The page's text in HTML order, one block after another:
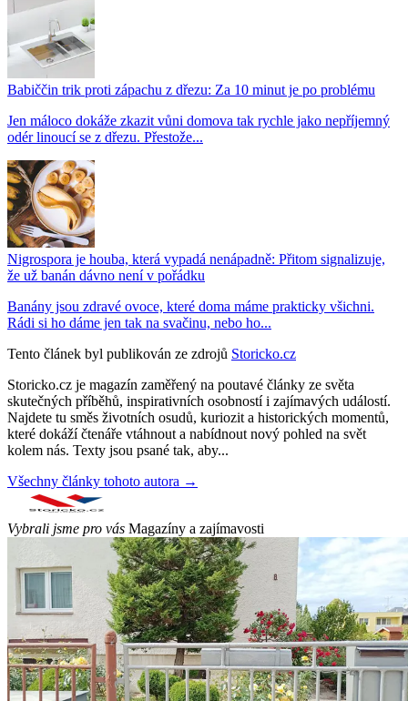
Babiččin trik proti zápachu z dřezu: Za 10 minut je po problému
Jen máloco dokáže zkazit vůni domova tak rychle jako nepříjemný
odér linoucí se z dřezu. Přestože...
Nigrospora je houba, která vypadá nenápadně: Přitom signalizuje,
že už banán dávno není v pořádku
Banány jsou zdravé ovoce, které doma máme prakticky všichni.
Rádi si ho dáme jen tak na svačinu, nebo ho...
Tento článek byl publikován ze zdrojů Storicko.cz
Storicko.cz je magazín zaměřený na poutavé články ze světa
skutečných příběhů, inspirativních osobností i zajímavých událostí.
Najdete tu směs životních osudů, kuriozit a historických momentů,
které dokáží čtenáře vtáhnout a nabídnout nový pohled na svět
kolem nás. Texty jsou psané tak, aby...
Všechny články tohoto autora →
Vybrali jsme pro vás Magazíny a zajímavosti